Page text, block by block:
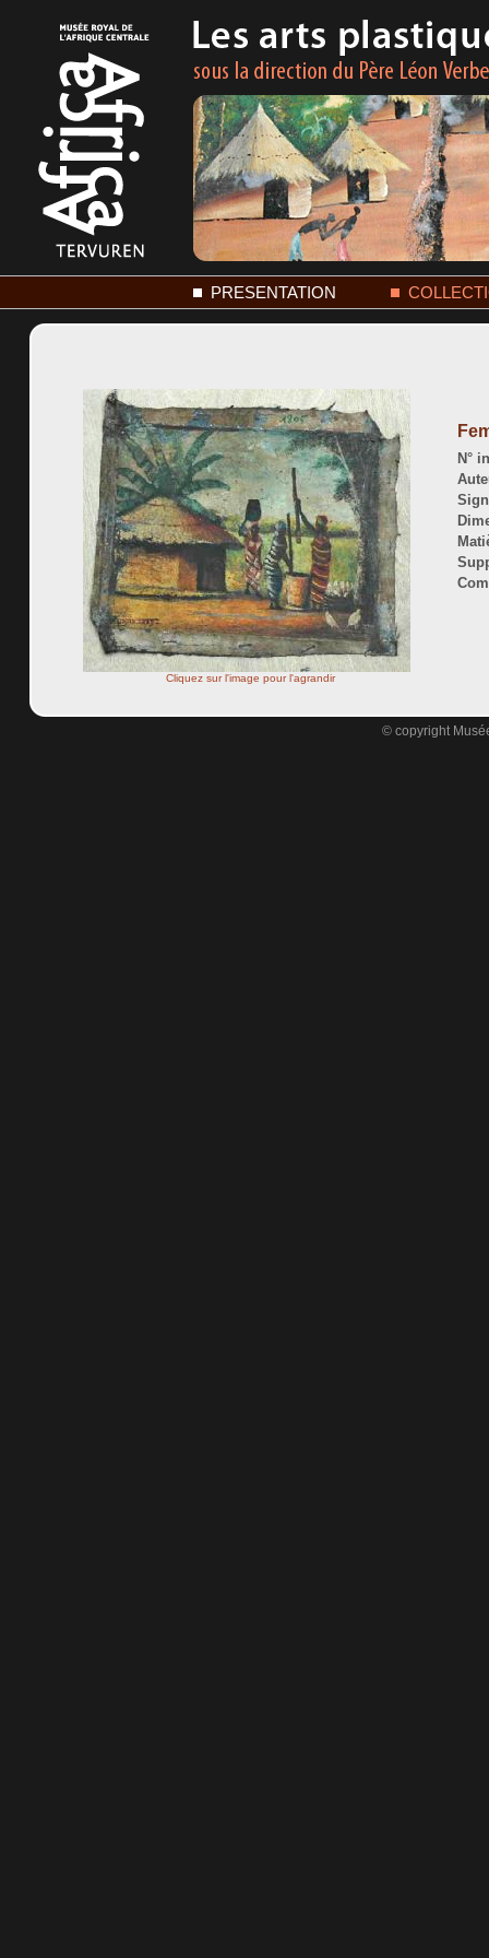
PRESENTATION
Cliquez sur l'image pour l'agrandir
N°
© copyright